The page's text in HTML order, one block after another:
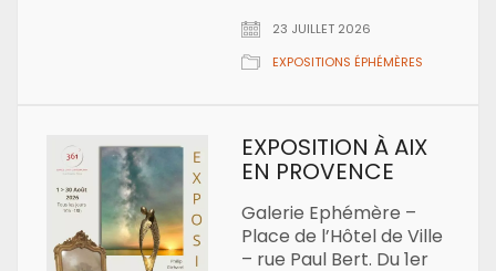
23 JUILLET 2026
EXPOSITIONS ÉPHÉMÈRES
EXPOSITION À AIX
EN PROVENCE
Galerie Ephémère –
Place de l’Hôtel de Ville
– rue Paul Bert. Du 1er